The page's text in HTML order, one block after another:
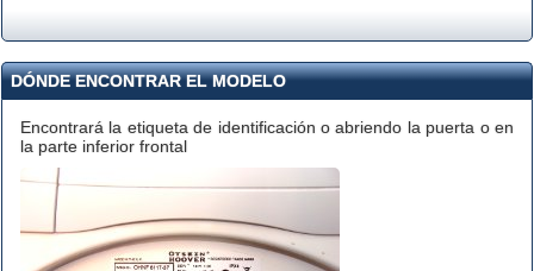
DÓNDE ENCONTRAR EL MODELO
Encontrará la etiqueta de identificación o abriendo la puerta o en
la parte inferior frontal